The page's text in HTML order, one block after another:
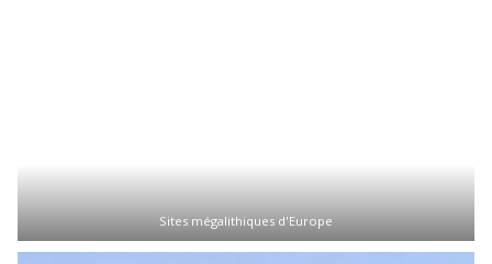
Sites mégalithiques d'Europe